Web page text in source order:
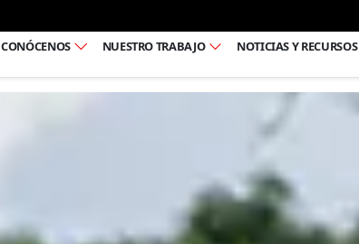
CONÓCENOS
NUESTRO TRABAJO NOTICIAS Y RECURSOS